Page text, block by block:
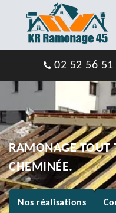
02 52 56 51
RAMONAGE TOUT
CHEMINÉE.
Nos réalisations